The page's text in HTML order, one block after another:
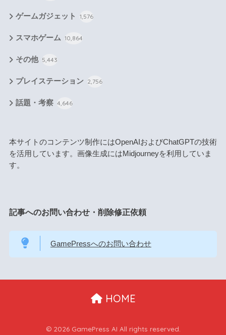
ゲームガジェット 1,576
スマホゲーム 10,864
その他 5,443
プレイステーション 2,756
話題・考察 4,646
本サイトのコンテンツ制作にはOpenAIおよびChatGPTの技術
を活用しています。画像生成にはMidjourneyを利用していま
す。
記事へのお問い合わせ・削除修正依頼
GamePressへのお問い合わせ
HOME
© 2026 GamePress AI All rights reserved.